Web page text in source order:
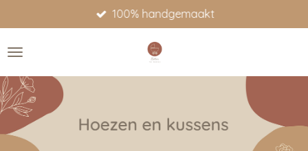
direct
naar
hoofdinhoud
100% handgemaakt